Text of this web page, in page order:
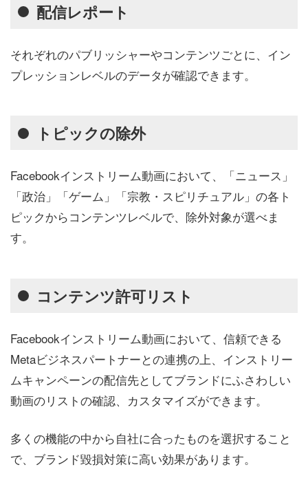
配信レポート
それぞれのパブリッシャーやコンテンツごとに、イン
プレッションレベルのデータが確認できます。
トピックの除外
Facebookインストリーム動画において、「ニュース」
「政治」「ゲーム」「宗教・スピリチュアル」の各ト
ピックからコンテンツレベルで、除外対象が選べま
す。
コンテンツ許可リスト
Facebookインストリーム動画において、信頼できる
Metaビジネスパートナーとの連携の上、インストリー
ムキャンペーンの配信先としてブランドにふさわしい
動画のリストの確認、カスタマイズができます。
多くの機能の中から自社に合ったものを選択すること
で、ブランド毀損対策に高い効果があります。